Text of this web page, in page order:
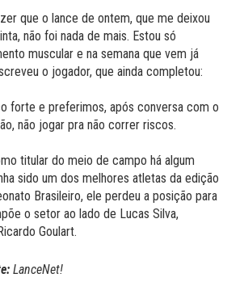
que o lance de ontem, que me deixou
não foi nada de mais. Estou só
muscular e na semana que vem já
o jogador, que ainda completou:
forte e preferimos, após conversa com o
não jogar pra não correr riscos.
titular do meio de campo há algum
sido um dos melhores atletas da edição
Brasileiro, ele perdeu a posição para
o setor ao lado de Lucas Silva,
Goulart.
LanceNet!